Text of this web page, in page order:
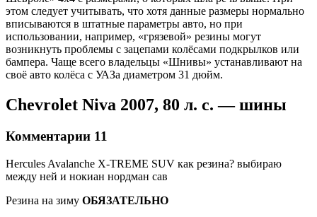
этом следует учитывать, что хотя данные размеры нормально
вписываются в штатные параметры авто, но при
использовании, например, «грязевой» резины могут
возникнуть проблемы с зацепами колёсами подкрылков или
бампера. Чаще всего владельцы «Шнивы» устанавливают на
своё авто колёса с УАЗа диаметром 31 дюйм.
Chevrolet Niva 2007, 80 л. с. — шины
Комментарии 11
Hercules Avalanche X-TREME SUV как резина? выбираю
между ней и нокиан нордман сав
Резина на зиму ОБЯЗАТЕЛЬНО